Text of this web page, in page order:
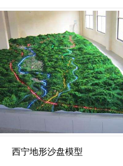
西宁地形沙盘模型